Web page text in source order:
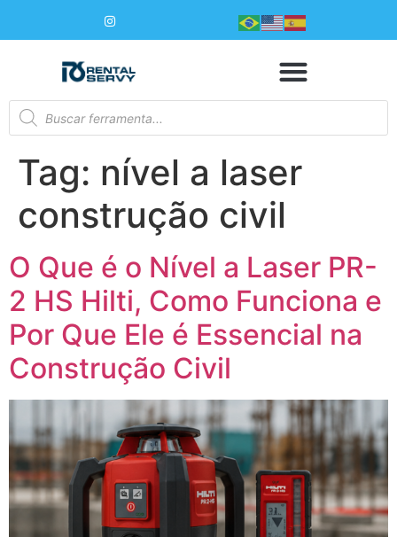
Tag: nível a laser
construção civil
O Que é o Nível a Laser PR-
2 HS Hilti, Como Funciona e
Por Que Ele é Essencial na
Construção Civil